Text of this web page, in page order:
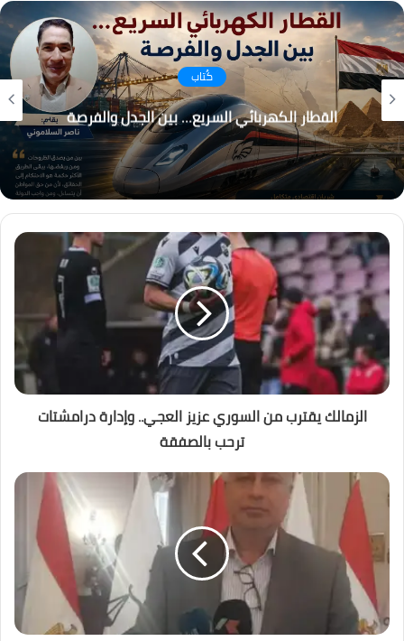
كُتاب
السريع… بين الجدل والفرصة
التغير
العالم
الزمالك يقترب من السوري عزيز العجي.. وإدارة درامشتات
ترحب بالصفقة